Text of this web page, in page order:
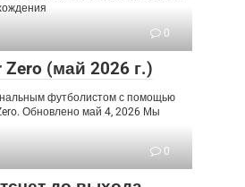
0
(май 2026 г.)
футболистом с помощью
Обновлено май 4, 2026 Мы
0